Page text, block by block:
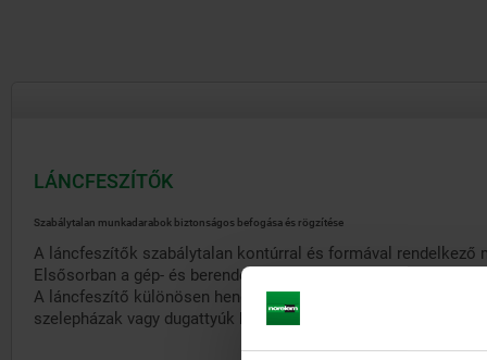
LÁNCFESZÍTŐK
Szabálytalan munkadarabok biztonságos befogása és rögzítése
A láncfeszítők szabálytalan kontúrral és formával
Elsősorban a gép- és berendezésgyártásban kerülnek
A láncfeszítő különösen hengeres munkadarabok,
szelepházak vagy dugattyúk befogására alkalmasak.